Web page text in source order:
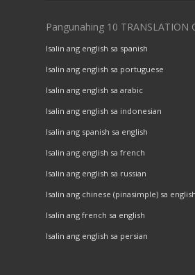
Pangunahing 10 TRANSLATION
Isalin ang english sa spanish
Isalin ang english sa portuguese
Isalin ang english sa arabic
Isalin ang english sa indonesian
Isalin ang spanish sa english
Isalin ang english sa french
Isalin ang english sa russian
Isalin ang chinese (pinasimple) sa english
Isalin ang french sa english
Isalin ang english sa persian